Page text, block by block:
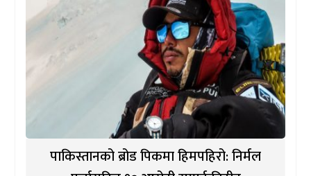
पाकिस्तानको ब्रोड पिकमा हिमपहिरो: निर्मल